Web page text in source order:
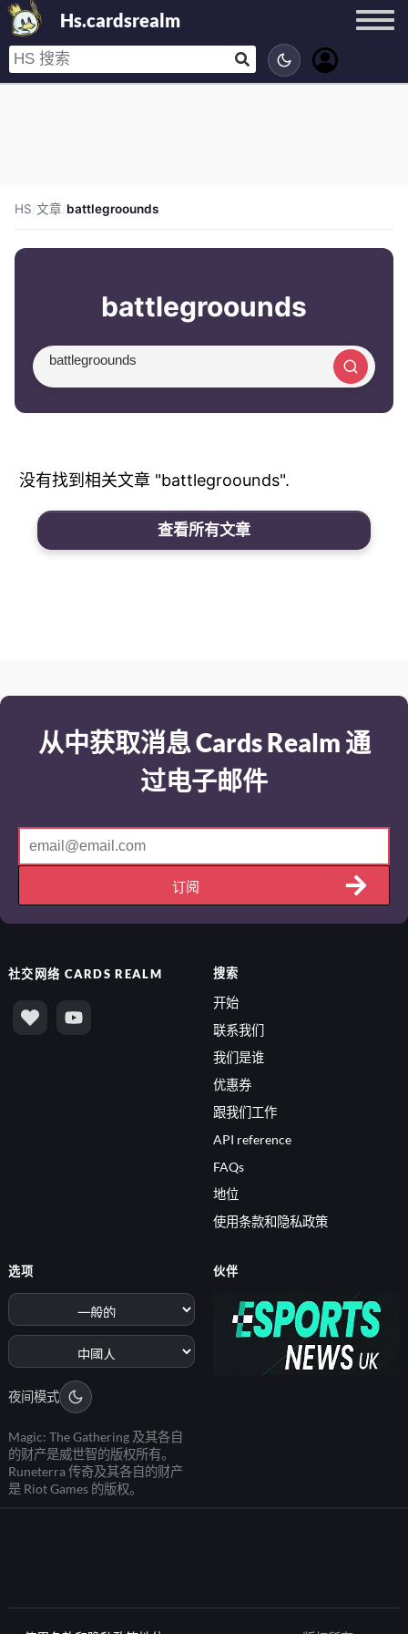
Hs.cardsrealm
HS/文章/battlegroounds
battlegroounds
没有找到相关文章 "battlegroounds".
查看所有文章
从中获取消息 Cards Realm 通
过电子邮件
订阅
社交网络 CARDS REALM 搜索
开始
联系我们
我们是谁
优惠券
跟我们工作
API reference
FAQs
地位
使用条款和隐私政策
选项
夜间模式
Magic: The Gathering 及其各自
的财产是威世智的版权所有。
Runeterra 传奇及其各自的财产
是 Riot Games 的版权。
伙伴